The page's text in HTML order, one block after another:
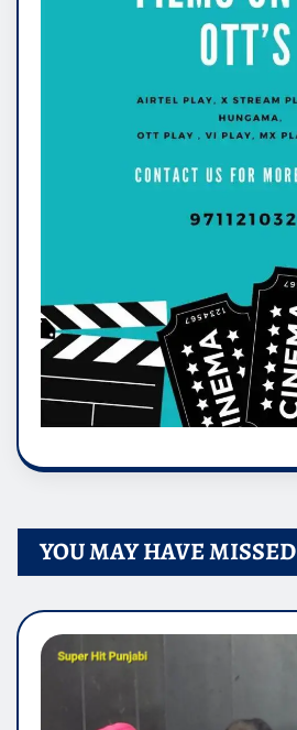
YOU MAY HAVE MISSED